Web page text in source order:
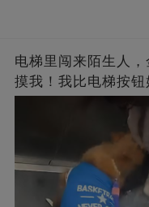
电梯里闯来陌生人
摸我！我比电梯按钮